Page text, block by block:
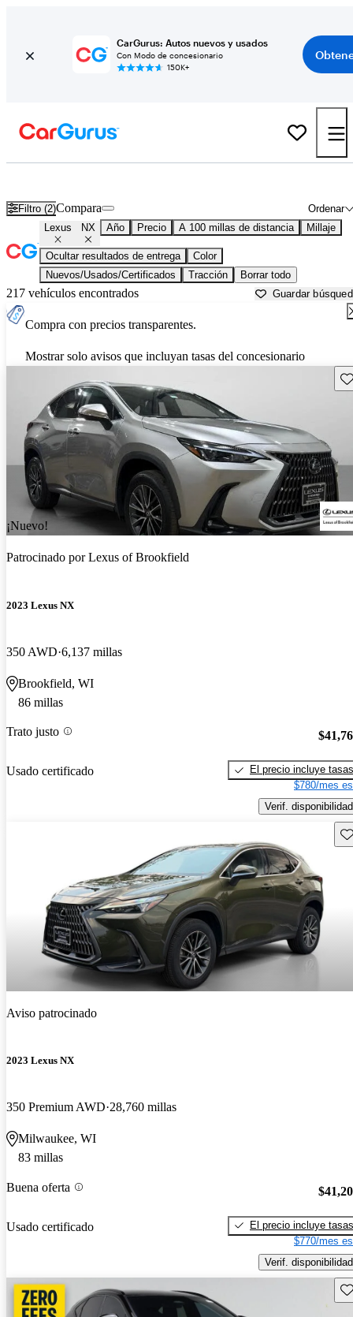
CarGurus: Autos nuevos y usados
Con Modo de concesionario
150K+
Filtro (2) Ordenar
Compara
Lexus NX Año Precio A 100 millas de distancia Millaje
Ocultar resultados de entrega
Color
Nuevos/Usados/Certificados
Tracción Borrar todo
217 vehículos encontrados Guardar
Compra con precios transparentes.
Mostrar solo avisos que incluyan tasas del concesionario
¡Nuevo!
Patrocinado porLexus of Brookfield
2023 Lexus NX
350 AWD 6,137 millas
Brookfield, WI
86 millas
Trato justo
Usado certificado
El precio incluye tasas
$780/mes
Verif. disponibilidad
Aviso patrocinado
2023 Lexus NX
350 Premium AWD 28,760 millas
Milwaukee, WI
83 millas
Buena oferta
Usado certificado
El precio incluye tasas
$770/mes
Verif. disponibilidad